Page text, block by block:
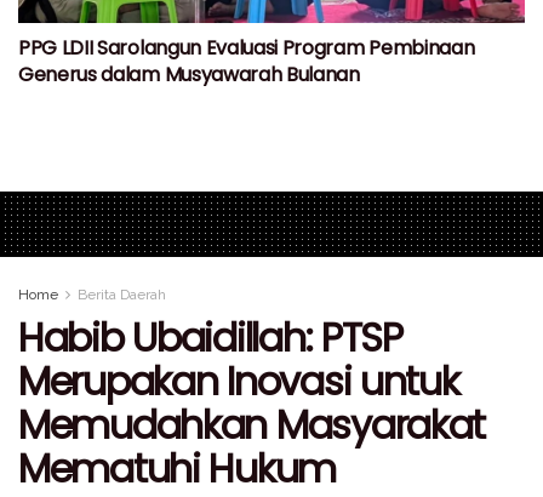
PPG LDII Sarolangun Evaluasi Program Pembinaan
Generus dalam Musyawarah Bulanan
Home Berita Daerah
Habib Ubaidillah: PTSP
Merupakan Inovasi untuk
Memudahkan Masyarakat
Mematuhi Hukum